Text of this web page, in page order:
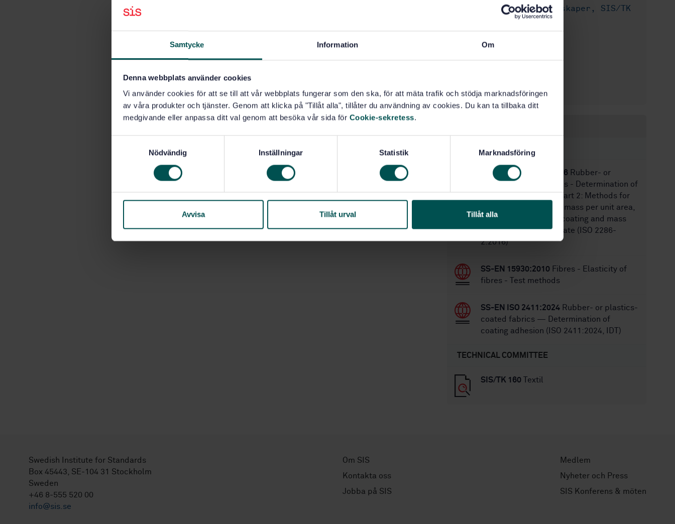
Samtycke Information Om
Denna webbplats använder cookies
Vi använder cookies för att se till att vår webbplats fungerar som den ska, för att mäta trafik och stödja marknadsföringen
av våra produkter och tjänster. Genom att klicka på "Tillåt alla", tillåter du användning av cookies. Du kan ta tillbaka ditt
medgivande eller anpassa ditt val genom att besöka vår sida för Cookie-sekretess.
s
Nödvändig Inställningar Statistik Marknadsföring
Avvisa Tillåt urval Tillåt alla
Materialegenskaper, SIS/TK
International title:
Article no:STD-31543
Edition:1
No of pages:9
STANDARDS
SS-EN ISO 2286-2:2016 Rubber- or
plastics-coated fabrics - Determination of
roll characteristics - Part 2: Methods for
determination of total mass per unit area,
mass per unit area of coating and mass
per unit area of substrate (ISO 2286-
2:2016)
SS-EN 15930:2010 Fibres - Elasticity of
fibres - Test methods
SS-EN ISO 2411:2024 Rubber- or plastics-
coated fabrics — Determination of
coating adhesion (ISO 2411:2024, IDT)
TECHNICAL COMMITTEE
SIS/TK 160 Textil
Swedish Institute for Standards
Box 45443, SE-104 31 Stockholm
Sweden
+46 8-555 520 00
info@sis.se
Om SIS
Kontakta oss
Jobba på SIS
Medlem
Nyheter och Press
SIS Konferens & möten